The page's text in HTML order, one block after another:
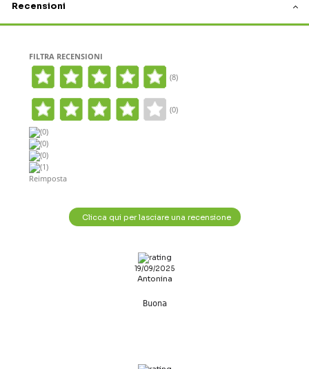
Recensioni
FILTRA RECENSIONI
(8)
(0)
(0)
(0)
(0)
(1)
Reimposta
Clicca qui per lasciare una recensione
19/09/2025
Antonina
Buona